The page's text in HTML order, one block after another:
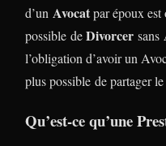
d’un Avocatpar époux est
possible deDivorcer sans
l’obligation d’avoir un
plus possible de partager
Qu’est-ce qu’une